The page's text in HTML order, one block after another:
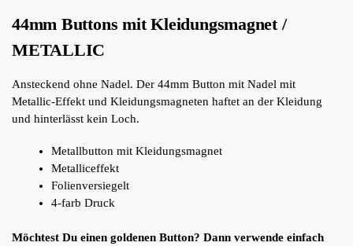
44mm Buttons mit Kleidungsmagnet /
METALLIC
Ansteckend ohne Nadel. Der 44mm Button mit Nadel mit
Metallic-Effekt und Kleidungsmagneten haftet an der Kleidung
und hinterlässt kein Loch.
Metallbutton mit Kleidungsmagnet
Metalliceffekt
Folienversiegelt
4-farb Druck
Möchtest Du einen goldenen Button? Dann verwende einfach